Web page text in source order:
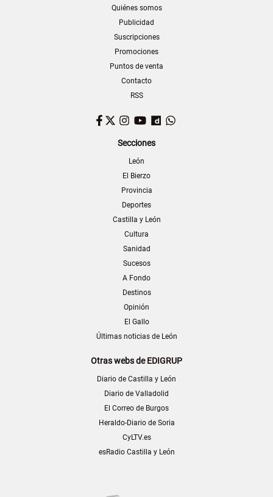
Quiénes somos
Publicidad
Suscripciones
Promociones
Puntos de venta
Contacto
RSS
Facebook
TwitterInstagram
YouTubeDailymotion
Secciones
León
El Bierzo
Provincia
Deportes
Castilla y León
Cultura
Sanidad
Sucesos
A Fondo
Destinos
Opinión
El Gallo
Últimas noticias de León
Otras webs de EDIGRUP
Diario de Castilla y León
Diario de Valladolid
El Correo de Burgos
Heraldo-Diario de Soria
CyLTV.es
esRadio Castilla y León